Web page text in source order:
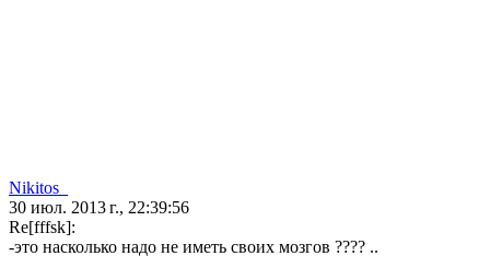
Nikitos_
30 июл. 2013 г., 22:39:56
Re[fffsk]:
-это насколько надо не иметь своих мозгов ???? ..